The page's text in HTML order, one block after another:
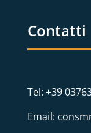
Contatti
Tel: +39
Email: